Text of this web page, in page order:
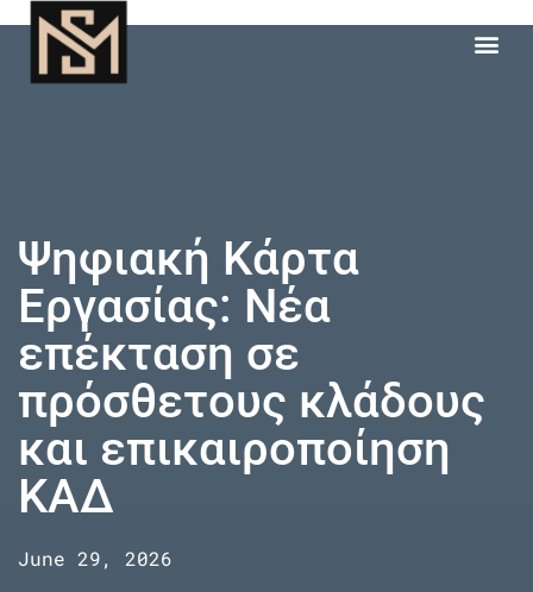
Ψηφιακή Κάρτα
Εργασίας: Νέα
επέκταση σε
πρόσθετους κλάδους
και επικαιροποίηση
ΚΑΔ
June 29, 2026